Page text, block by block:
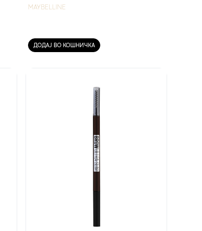
MAYBELLINE
ДОДАЈ ВО КОШНИЧКА